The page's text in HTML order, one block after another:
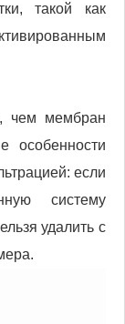
такой как
чем мембран
особенности
если
систему
удалить с